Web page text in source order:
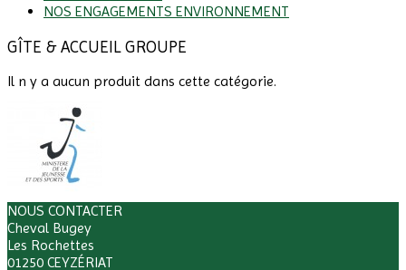
NOS ENGAGEMENTS ENVIRONNEMENT
GÎTE & ACCUEIL GROUPE
Il n y a aucun produit dans cette catégorie.
NOUS CONTACTER
Cheval Bugey
Les Rochettes
01250 CEYZÉRIAT